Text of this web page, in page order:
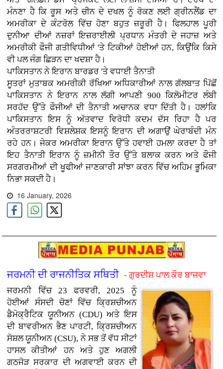
ਮੰਨਣਾ ਹੈ ਕਿ ਰੂਸ ਅਤੇ ਚੀਨ ਦੇ ਦਖਲ ਨੂੰ ਰੋਕਣ ਲਈ ਗ੍ਰੀਨਲੈਂਡ ਦਾ
ਅਮਰੀਕਾ ਦੇ ਕੰਟਰੋਲ ਵਿੱਚ ਹੋਣਾ ਬਹੁਤ ਜ਼ਰੂਰੀ ਹੈ। ਫਿਲਹਾਲ ਪੂਰੀ
ਦੁਨੀਆ ਦੀਆਂ ਨਜ਼ਰਾਂ ਇਜ਼ਰਾਈਲੀ ਪ੍ਰਧਾਨ ਮੰਤਰੀ ਦੇ ਜਹਾਜ਼ ਅਤੇ
ਅਮਰੀਕੀ ਫੌਜੀ ਗਤੀਵਿਧੀਆਂ 'ਤੇ ਟਿਕੀਆਂ ਹੋਈਆਂ ਹਨ, ਕਿਉਂਕਿ ਕਿਸੇ
ਵੀ ਪਲ ਜੰਗ ਛਿੜਨ ਦਾ ਖਦਸ਼ਾ ਹੈ।
ਪਾਕਿਸਤਾਨ ਨੇ ਇਰਾਨ ਬਾਰਡਰ 'ਤੇ ਵਧਾਈ ਤੈਨਾਤੀ
ਸੂਤਰਾਂ ਮੁਤਾਬਕ ਅਮਰੀਕੀ ਰੱਖਿਆ ਅਧਿਕਾਰੀਆਂ ਨਾਲ ਗੱਲਬਾਤ ਪਿੱਛੋਂ
ਪਾਕਿਸਤਾਨ ਨੇ ਇਰਾਨ ਨਾਲ ਲੱਗੀ ਆਪਣੀ 900 ਕਿਲੋਮੀਟਰ ਲੰਬੀ
ਸਰਹੱਦ ਉੱਤੇ ਫੌਜੀਆਂ ਦੀ ਤੈਨਾਤੀ ਅਚਾਨਕ ਵਧਾ ਦਿੱਤੀ ਹੈ। ਹਲਾਂਕਿ
ਪਾਕਿਸਤਾਨ ਇਸ ਨੂੰ ਅੱਤਵਾਦ ਵਿਰੋਧੀ ਕਦਮ ਦੱਸ ਰਿਹਾ ਹੈ ਪਰ
ਅੰਤਰਰਾਸ਼ਟਰੀ ਵਿਸ਼ਲੇਸ਼ਕ ਇਸਨੂੰ ਇਰਾਨ ਦੀ ਅਗਾਉਂ ਘੇਰਾਬੰਦੀ ਮੰਨ
ਰਹੇ ਹਨ। ਜੇਕਰ ਅਮਰੀਕਾ ਇਰਾਨ ਉੱਤੇ ਹਵਾਈ ਹਮਲਾ ਕਰਦਾ ਹੈ ਤਾਂ
ਇਹ ਤੈਨਾਤੀ ਇਰਾਨ ਨੂੰ ਜ਼ਮੀਨੀ ਤੌਰ ਉੱਤੇ ਬਲਾਕ ਕਰਨ ਅਤੇ ਫੌਜੀ
ਸਰਗਰਮੀਆਂ ਦੀ ਖੂਫੀਆਂ ਜਾਣਕਾਰੀ ਸਾਂਝਾ ਕਰਨ ਵਿੱਚ ਅਹਿਮ ਭੂਮਿਕਾ
ਨਿਭਾ ਸਕਦੀ ਹੈ।
16 January, 2026
ਜਰਮਨੀ ਦੀ ਰਾਜਨੀਤਿਕ ਸਥਿਤੀ- ਗੁਰਦੀਸ਼ ਪਾਲ ਕੌਰ ਬਾਜਵਾ
ਜਰਮਨੀ ਵਿੱਚ 23 ਫਰਵਰੀ, 2025 ਨੂੰ
ਹੋਈਆਂ ਸੰਸਦੀ ਚੋਣਾਂ ਵਿੱਚ ਕ੍ਰਿਸ਼ਚੀਅਨ
ਡੈਮੋਕ੍ਰੈਟਿਕ ਯੂਨੀਅਨ (CDU) ਅਤੇ ਇਸ
ਦੀ ਬਾਵਰੀਅਨ ਭੈਣ ਪਾਰਟੀ, ਕ੍ਰਿਸ਼ਚੀਅਨ
ਸੋਸ਼ਲ ਯੂਨੀਅਨ (CSU), ਨੇ ਸਭ ਤੋਂ ਵੱਧ ਸੀਟਾਂ
ਹਾਸਲ ਕੀਤੀਆਂ ਹਨ ਅਤੇ ਹੁਣ ਅਗਲੀ
ਗਠਜੋੜ ਸਰਕਾਰ ਦੀ ਅਗਵਾਈ ਕਰਨ ਦੀ